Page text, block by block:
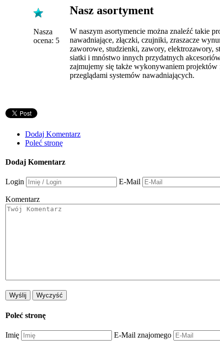
Nasza
ocena: 5
Nasz asortyment
W naszym asortymencie można znaleźć takie
nawadniające, złączki, czujniki, zraszacze
zaworowe, studzienki, zawory, elektrozawory,
siatki i mnóstwo innych przydatnych
zajmujemy się także wykonywaniem projektów
przeglądami systemów nawadniających.
Dodaj Komentarz
Poleć stronę
Dodaj Komentarz
Login E-Mail
Komentarz
Poleć stronę
Imię E-Mail znajomego